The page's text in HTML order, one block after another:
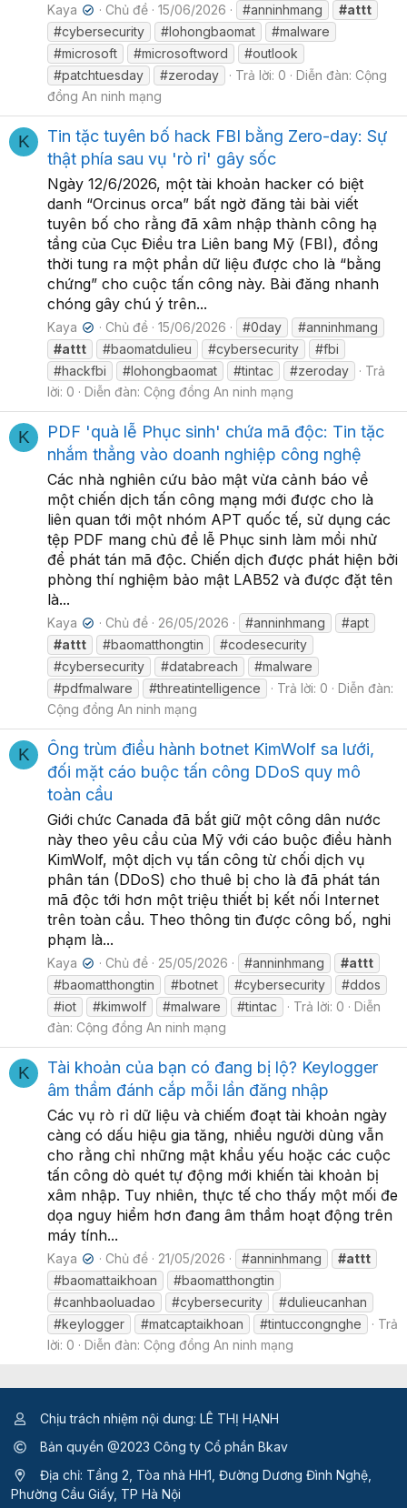
Kaya ✔ Chủ đề 15/06/2026 #anninhmang
#attt
#cybersecurity
#lohongbaomat
#malware
#microsoft
#microsoftword
#outlook
#patchtuesday
#zeroday Trả lời: 0 Diễn đàn: Cộng
đồng An ninh mạng
K
Tin tặc tuyên bố hack FBI bằng Zero-day: Sự
thật phía sau vụ 'rò rỉ' gây sốc
Ngày 12/6/2026, một tài khoản hacker có biệt
danh “Orcinus orca” bất ngờ đăng tải bài viết
tuyên bố cho rằng đã xâm nhập thành công hạ
tầng của Cục Điều tra Liên bang Mỹ (FBI), đồng
thời tung ra một phần dữ liệu được cho là “bằng
chứng” cho cuộc tấn công này. Bài đăng nhanh
chóng gây chú ý trên...
Kaya ✔ Chủ đề 15/06/2026 #0day
#anninhmang
#attt
#baomatdulieu #cybersecurity
#fbi
#hackfbi
#lohongbaomat #tintac #zeroday
Trả
lời: 0
Diễn đàn: Cộng đồng An ninh mạng
K
PDF 'quà lễ Phục sinh' chứa mã độc: Tin tặc
nhắm thẳng vào doanh nghiệp công nghệ
Các nhà nghiên cứu bảo mật vừa cảnh báo về
một chiến dịch tấn công mạng mới được cho là
liên quan tới một nhóm APT quốc tế, sử dụng các
tệp PDF mang chủ đề lễ Phục sinh làm mồi nhử
để phát tán mã độc. Chiến dịch được phát hiện bởi
phòng thí nghiệm bảo mật LAB52 và được đặt tên
là...
Kaya ✔ Chủ đề 26/05/2026 #anninhmang
#apt
#attt
#baomatthongtin
#codesecurity
#cybersecurity
#databreach
#malware
#pdfmalware
#threatintelligence Trả lời: 0
Diễn đàn:
Cộng đồng An ninh mạng
K
Ông trùm điều hành botnet KimWolf sa lưới,
đối mặt cáo buộc tấn công DDoS quy mô
toàn cầu
Giới chức Canada đã bắt giữ một công dân nước
này theo yêu cầu của Mỹ với cáo buộc điều hành
KimWolf, một dịch vụ tấn công từ chối dịch vụ
phân tán (DDoS) cho thuê bị cho là đã phát tán
mã độc tới hơn một triệu thiết bị kết nối Internet
trên toàn cầu. Theo thông tin được công bố, nghi
phạm là...
Kaya ✔ Chủ đề 25/05/2026 #anninhmang
#attt
#baomatthongtin
#botnet #cybersecurity
#ddos
#iot
#kimwolf #malware #tintac Trả lời: 0
Diễn
đàn: Cộng đồng An ninh mạng
K
Tài khoản của bạn có đang bị lộ? Keylogger
âm thầm đánh cắp mỗi lần đăng nhập
Các vụ rò rỉ dữ liệu và chiếm đoạt tài khoản ngày
càng có dấu hiệu gia tăng, nhiều người dùng vẫn
cho rằng chỉ những mật khẩu yếu hoặc các cuộc
tấn công dò quét tự động mới khiến tài khoản bị
xâm nhập. Tuy nhiên, thực tế cho thấy một mối đe
dọa nguy hiểm hơn đang âm thầm hoạt động trên
máy tính...
Kaya ✔ Chủ đề 21/05/2026 #anninhmang
#attt
#baomattaikhoan
#baomatthongtin
#canhbaoluadao
#cybersecurity
#dulieucanhan
#keylogger
#matcaptaikhoan #tintuccongnghe
Trả
lời: 0
Diễn đàn: Cộng đồng An ninh mạng
Chịu trách nhiệm nội dung: LÊ THỊ HẠNH
Bản quyền @2023 Công ty Cổ phần Bkav
Địa chỉ: Tầng 2, Tòa nhà HH1, Đường Dương Đình Nghệ,
Phường Cầu Giấy, TP Hà Nội